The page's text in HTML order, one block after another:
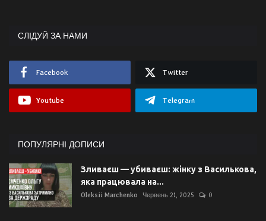
СЛІДУЙ ЗА НАМИ
Facebook Twitter
Youtube Telegram
ПОПУЛЯРНІ ДОПИСИ
Зливаєш — убиваєш: жінку з Василькова,
яка працювала на...
Oleksii Marchenko Червень 21, 2025 0